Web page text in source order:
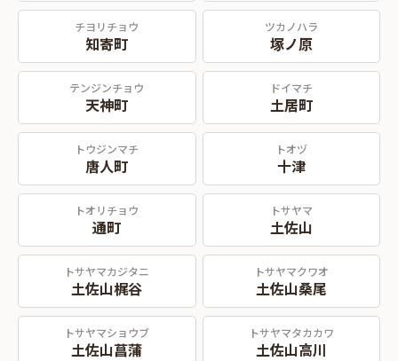
チヨリチョウ
知寄町
ツカノハラ
塚ノ原
テンジンチョウ
天神町
ドイマチ
土居町
トウジンマチ
唐人町
トオヅ
十津
トオリチョウ
通町
トサヤマ
土佐山
トサヤマカジタニ
土佐山梶谷
トサヤマクワオ
土佐山桑尾
トサヤマショウブ
土佐山菖蒲
トサヤマタカカワ
土佐山高川